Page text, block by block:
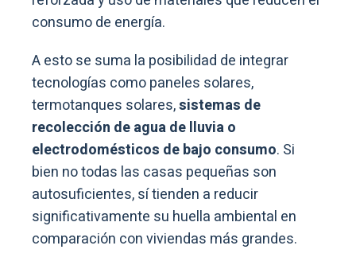
consumo de energía.
A esto se suma la posibilidad de integrar
tecnologías como paneles solares,
termotanques solares,sistemas de
recolección deagua de lluvia o
electrodomésticos de bajo consumo. Si
bien no todas las casas pequeñas son
autosuficientes, sí tienden a reducir
significativamente su huella ambiental en
comparación con viviendas más grandes.